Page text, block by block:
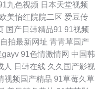
91片色 www国产精品黑料 91
岛国AV 人妻资源站 精品一期
韩国 影音先锋夜色资源 日韩
的 91无码超碰爱搞 91撸免费
九色视频 日本天堂视频
欧美怡红院院二区 爱豆传
国产日韩精品91 91视频
拍最新网址 青青草国产
gayv 91色情激情网 中国韩
人 日韩在线 久久国产影视
视频国产精品 91草莓久草